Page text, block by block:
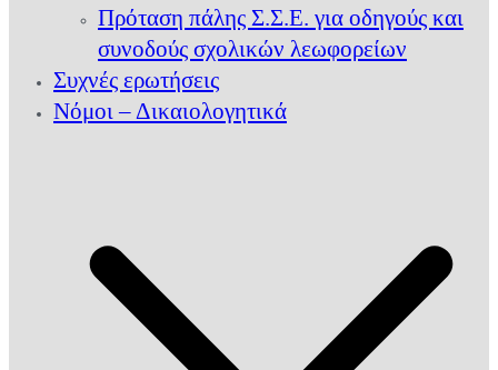
Πρόταση πάλης Σ.Σ.Ε. για οδηγούς και
συνοδούς σχολικών λεωφορείων
Συχνές ερωτήσεις
Νόμοι – Δικαιολογητικά